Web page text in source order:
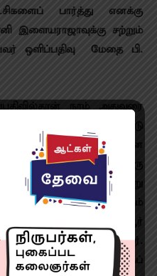
பார்த்து எனக்கு
இளையராஜாவுக்கு சற்றும்
ஒளிப்பதிவு மேதை பி.
நாம் அதுவரை
தெரிந்தது. வீடு
என்று இவரது ‘மௌன
தெரிந்து கொண்டேன் .ஒரு
காட்ட முடியுமா என்று
‘படத்தின் ‘தீ தீதித்திக்கும்
பார்த்த எழும்பூர்
அழகாக காட்டியிருப்பார்.
பார்த்தேன்.அந்தப்